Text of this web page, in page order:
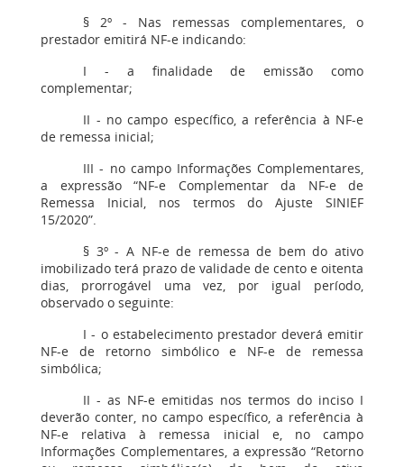
§ 2º - Nas remessas complementares, o
prestador emitirá NF-e indicando:
I - a finalidade de emissão como
complementar;
II - no campo específico, a referência à NF-e
de remessa inicial;
III - no campo Informações Complementares,
a expressão “NF-e Complementar da NF-e de
Remessa Inicial, nos termos do Ajuste SINIEF
15/2020”.
§ 3º - A NF-e de remessa de bem do ativo
imobilizado terá prazo de validade de cento e oitenta
dias, prorrogável uma vez, por igual período,
observado o seguinte:
I - o estabelecimento prestador deverá emitir
NF-e de retorno simbólico e NF-e de remessa
simbólica;
II - as NF-e emitidas nos termos do inciso I
deverão conter, no campo específico, a referência à
NF-e relativa à remessa inicial e, no campo
Informações Complementares, a expressão “Retorno